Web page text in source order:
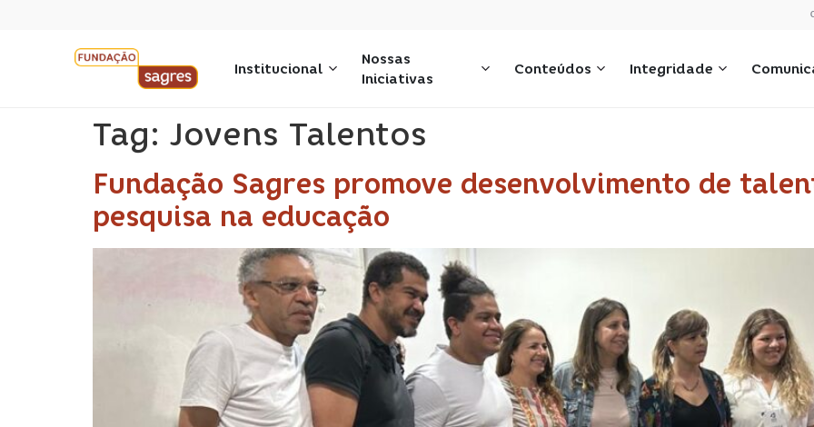
Institucional
Nossas
Iniciativas
Conteúdos Integridade
Tag: Jovens Talentos
Fundação Sagres promove desenvolvimento de
pesquisa na educação